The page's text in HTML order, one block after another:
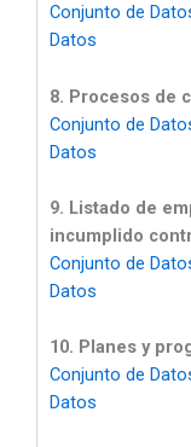
Conjunto de
Datos
8. Procesos de
Conjunto de
Datos
9. Listado de
incumplido
Conjunto de
Datos
10. Planes y
Conjunto de
Datos